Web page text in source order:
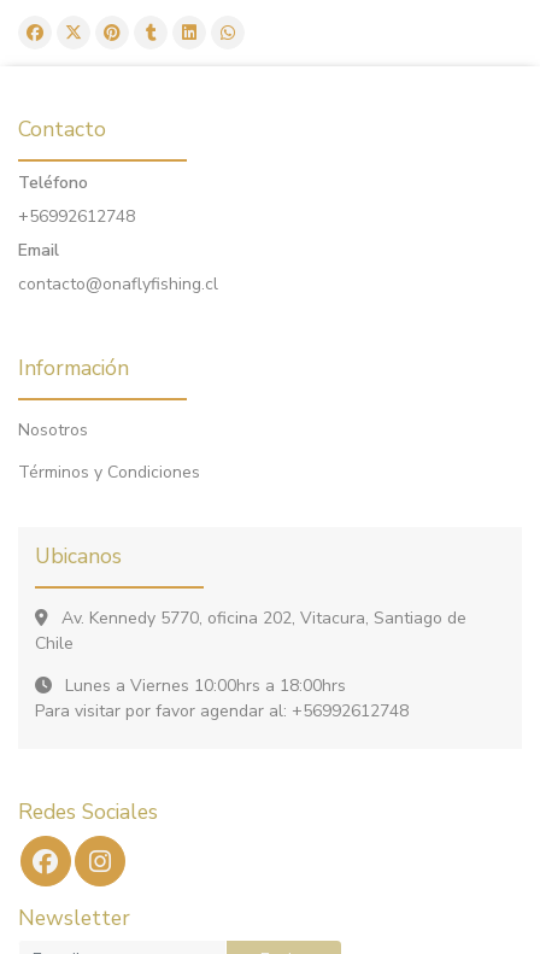
Contacto
Teléfono
+56992612748
Email
contacto@onaflyfishing.cl
Información
Nosotros
Términos y Condiciones
Ubicanos
Av. Kennedy 5770, oficina 202, Vitacura, Santiago de
Chile
Lunes a Viernes 10:00hrs a 18:00hrs
Para visitar por favor agendar al: +56992612748
Redes Sociales
Newsletter